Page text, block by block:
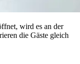
wird es an der
die Gäste gleich